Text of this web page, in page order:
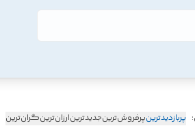
پربازدیدترینپرفروش‌ترینجدیدترینارزان‌ترینگران‌ترین